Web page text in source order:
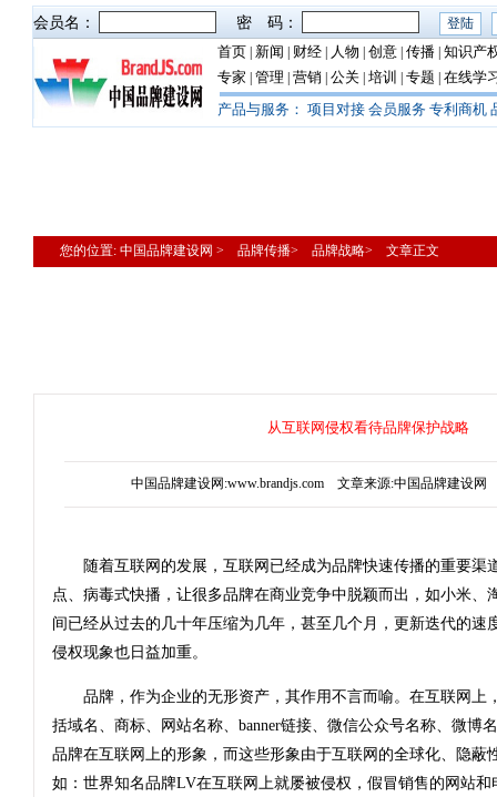
会员名：
密 码：
首页 新闻 财经 人物 创意 传播 知识产
专家 管理 营销 公关 培训 专题 在线学
产品与服务： 项目对接 会员服务 专利商机
您的位置: 中国品牌建设网 > 品牌传播> 品牌战略> 文章正文
从互联网侵权看待品牌保护战略
中国品牌建设网:www.brandjs.com 文章来源:中国品牌建设网
随着互联网的发展，互联网已经成为品牌快速传播的重要渠
点、病毒式快播，让很多品牌在商业竞争中脱颖而出，如小米、
间已经从过去的几十年压缩为几年，甚至几个月，更新迭代的速
侵权现象也日益加重。
品牌，作为企业的无形资产，其作用不言而喻。在互联网上
括域名、商标、网站名称、banner链接、微信公众号名称、微博
品牌在互联网上的形象，而这些形象由于互联网的全球化、隐蔽
如：世界知名品牌LV在互联网上就屡被侵权，假冒销售的网站